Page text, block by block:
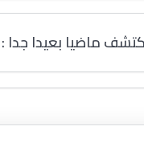
ماضيا بعيدا جدا :